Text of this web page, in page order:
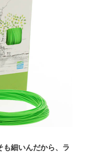
も細いんだから、ラ